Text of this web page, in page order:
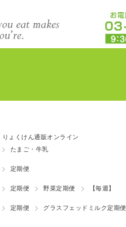
りょくけん通販オンライン
たまご・牛乳
定期便
定期便 野菜定期便 【毎週】
定期便 グラスフェッドミルク定期便